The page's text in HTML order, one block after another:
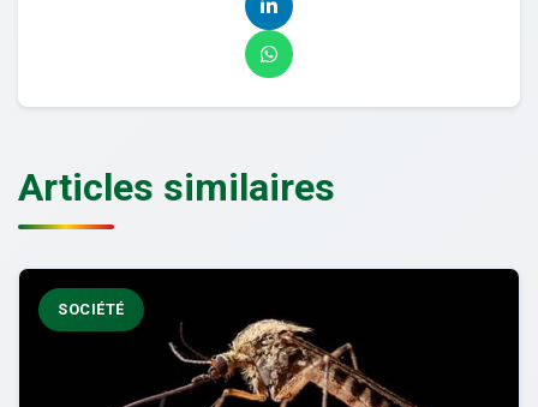
Articles similaires
SOCIÉTÉ